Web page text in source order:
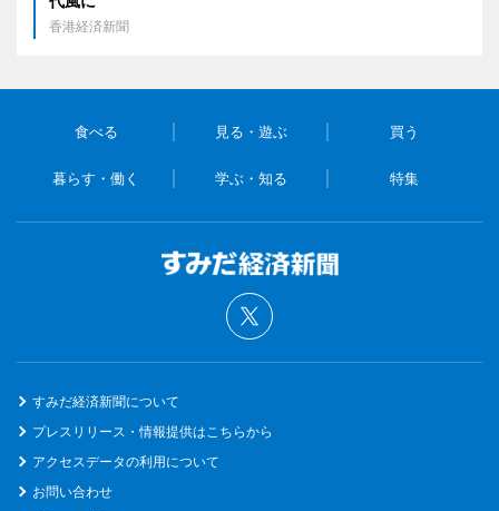
香港経済新聞
食べる 見る・遊ぶ 買う
暮らす・働く 学ぶ・知る 特集
すみだ経済新聞について
プレスリリース・情報提供はこちらから
アクセスデータの利用について
お問い合わせ